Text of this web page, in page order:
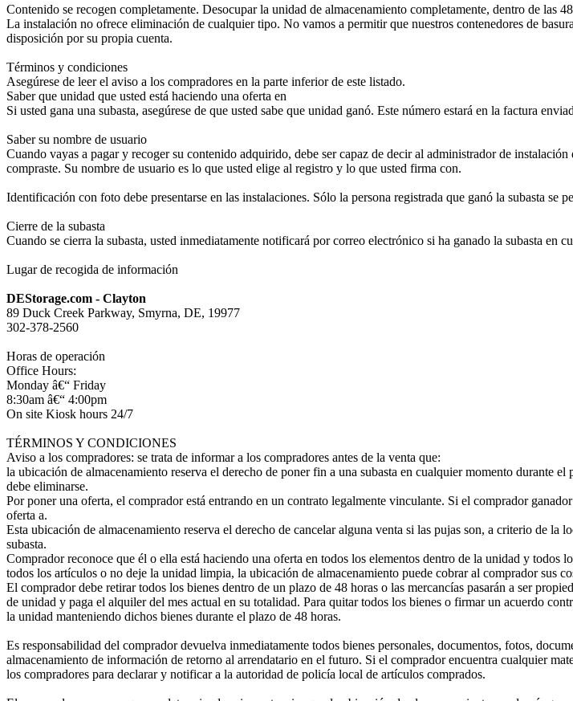
Contenido se recogen completamente. Desocupar la unidad de almacenamiento completamente, dentro de las
La instalación no ofrece eliminación de cualquier tipo. No vamos a permitir que nuestros contenedores de
disposición por su propia cuenta.
Términos y condiciones
Asegúrese de leer el aviso a los compradores en la parte inferior de este listado.
Saber que unidad que usted está haciendo una oferta en
Si usted gana una subasta, asegúrese de que usted sabe que unidad ganó. Este número estará en la factura
Saber su nombre de usuario
Cuando vayas a pagar y recoger su contenido adquirido, debe ser capaz de decir al administrador de
compraste. Su nombre de usuario es lo que usted elige al registro y lo que usted firma con.
Identificación con foto debe presentarse en las instalaciones. Sólo la persona registrada que ganó la subasta
Cierre de la subasta
Cuando se cierra la subasta, usted inmediatamente notificará por correo electrónico si ha ganado la subasta en
Lugar de recogida de información
DEStorage.com - Clayton
89 Duck Creek Parkway, Smyrna, DE, 19977
302-378-2560
Horas de operación
Office Hours:
Monday â€“ Friday
8:30am â€“ 4:00pm
On site Kiosk hours 24/7
TÉRMINOS Y CONDICIONES
Aviso a los compradores: se trata de informar a los compradores antes de la venta que:
la ubicación de almacenamiento reserva el derecho de poner fin a una subasta en cualquier momento durante
debe eliminarse.
Por poner una oferta, el comprador está entrando en un contrato legalmente vinculante. Si el comprador
oferta a.
Esta ubicación de almacenamiento reserva el derecho de cancelar alguna venta si las pujas son, a criterio de
subasta.
Comprador reconoce que él o ella está haciendo una oferta en todos los elementos dentro de la unidad y
todos los artículos o no deje la unidad limpia, la ubicación de almacenamiento puede cobrar al comprador sus
El comprador debe retirar todos los bienes dentro de un plazo de 48 horas o las mercancías pasarán a ser
de unidad y paga el alquiler del mes actual en su totalidad. Para quitar todos los bienes o firmar un acuerdo
la unidad manteniendo dichos bienes durante el plazo de 48 horas.
Es responsabilidad del comprador devuelva inmediatamente todos bienes personales, documentos, fotos,
almacenamiento de información de retorno al arrendatario en el futuro. Si el comprador encuentra cualquier
los compradores para declarar y notificar a la autoridad de policía local de artículos comprados.